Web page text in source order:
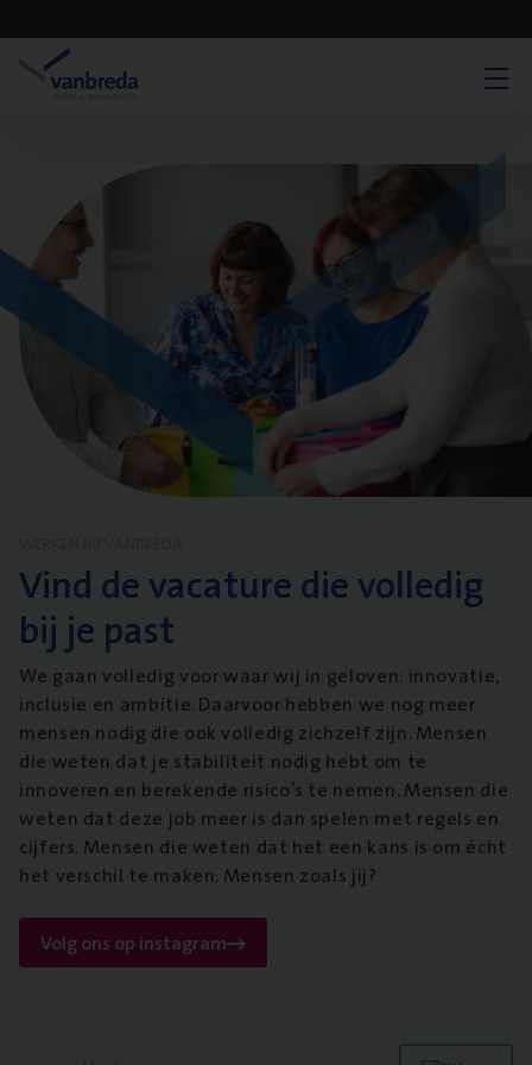
Vind de vacature die volledig
bij je past
We gaan volledig voor waar wij in geloven: innovatie,
inclusie en ambitie. Daarvoor hebben we nog meer
mensen nodig die ook volledig zichzelf zijn. Mensen
die weten dat je stabiliteit nodig hebt om te
innoveren en berekende risico’s te nemen. Mensen die
weten dat deze job meer is dan spelen met regels en
cijfers. Mensen die weten dat het een kans is om écht
het verschil te maken. Mensen zoals jij?
Volg ons op instagram